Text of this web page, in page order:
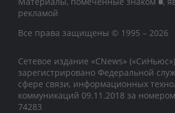
рекламой
Все права защищены © 1995 – 2026
Сетевое издание «CNews» («СиНьюс»)
зарегистрировано Федеральной
сфере связи, информационных
коммуникаций 09.11.2018 за
74283